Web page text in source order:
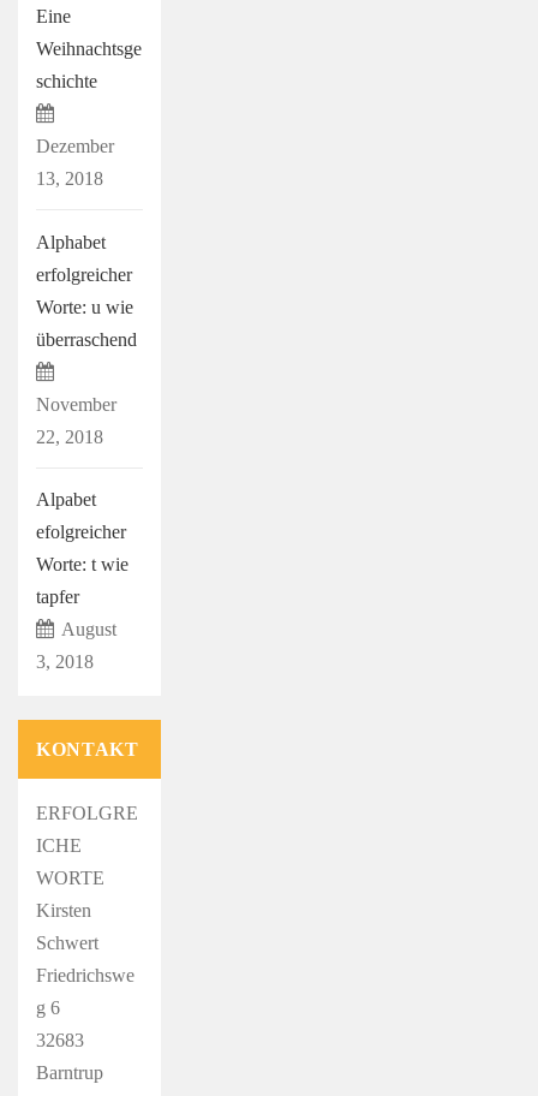
Eine
Weihnachtsge
schichte
Dezember
13, 2018
Alphabet
erfolgreicher
Worte: u wie
überraschend
November
22, 2018
Alpabet
efolgreicher
Worte: t wie
tapfer
August
3, 2018
KONTAKT
ERFOLGRE
ICHE
WORTE
Kirsten
Schwert
Friedrichswe
g 6
32683
Barntrup